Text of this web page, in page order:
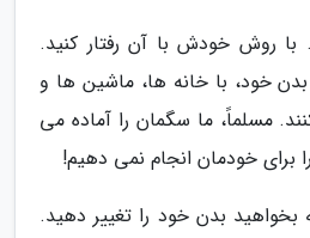
روش خودش با آن رفتار کنید.
خود، با خانه ها، ماشین ها و
مسلماً، ما سگمان را آماده می
برای خودمان انجام نمی دهیم!
بدن خود را تغییر دهید.